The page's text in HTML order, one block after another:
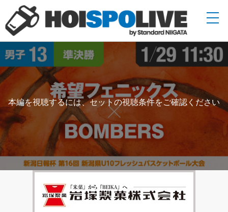
本編を視聴するには、セットの視聴条件をご確認ください